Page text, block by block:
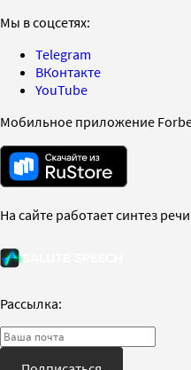
Мы в соцсетях:
Telegram
ВКонтакте
YouTube
Мобильное приложение
На сайте работает синтез речи
Рассылка: